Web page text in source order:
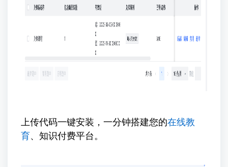
上传代码一键安装，一分钟搭建您的在线教
育、知识付费平台。